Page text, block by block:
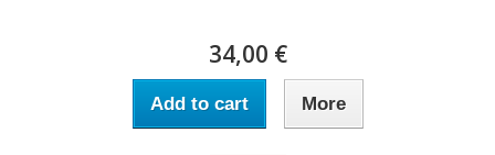
34,00 €
Add to cart More